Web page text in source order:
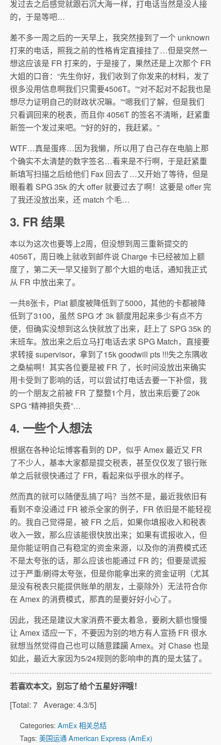
发过去之后感觉就跟石沉大海一样，打电话当然是没人接
的，于是等吧…
差不多一周之后的一天早上，我突然接到了一个 unknown
打来的电话，照我之前的性格肯定直接挂了…但是突然一
想这应该是 FR 打来的，于是接了，果然还是上次那个 FR
大姐的口音：“先生你好，我们收到了你发来的材料，发了
很多没用信息啊我们只需要4506T。”“对不起对不起我也是
想尽力证明自己的财政状况嘛。”“嗯我们了解，但是我们
只看调回来的税表，而且你 4056T 的签名不清晰，赶紧重
新签一个发过来吧。”“好的好的，我赶紧。”
WTF…真是蛋疼…因为我懒，所以用了自己存在电脑上那
个确实不太清楚的数字签名…看来是不行啊，于是赶紧重
新填写扫描之后给他们 Fax 回去了…又开始了等待，但是
眼看着 SPG 35k 的大 offer 就要过去了啊！这要是 offer 完
了我还没放出来，还 match 个毛…
3. FR 结果
本以为这次也要等上2周，但没想到周三重新提交的
4056T，周日晚上就收到邮件说 Charge 卡已经被加上额
度了，第二天一早又接到了那个大姐的电话，通知我正式
从 FR 中放出来了。
一共8张卡，Plat 额度被降低到了5000，其他的卡都被降
低到了3100，虽然 SPG 才 3k 额度用起来多少有点不方
便，但确实没想到这么快就放了出来，赶上了 SPG 35k 的
末班车。放出来之后立马打电话去求 SPG Match，直接要
求转接 supervisor，拿到了15k goodwill pts !!!失之东隅收
之桑榆啊！其实各位要是被 FR 了，长时间没放出来确实
用卡受到了影响的话，可以尝试打电话去要一下补偿，我
的一个朋友之前被 FR 了整整1个月，放出来后要了20k
SPG “精神损失费”…
4. 一些个人想法
根据在各种论坛博客看到的 DP，似乎 Amex 最近又 FR
了不少人，基本大家都是提交税表，甚至仅仅发了银行账
单之后就很快通过了 FR，看起来似乎很水的样子。
然而真的就可以随便乱搞了吗？当然不是，最近我依旧有
看到不幸没通过 FR 被杀全家的例子，FR 依旧是不能轻视
的。我自己觉得是，被 FR 之后，如果你填报收入和税表
收入一致，那么应该能很快放出来；如果有谎报收入，但
是你能证明自己有稳定的资金来源，以及你的消费模式还
不是太夸张的话，那么应该也能通过 FR 的；但要是谎报
过于严重/刷得太夸张，但是你能拿出来的资金证明（尤其
是没有税表只能提供账单的朋友，土豪除外）无法符合你
在 Amex 的消费模式，那真的是要好好小心了。
因此，我还是建议大家消费不要太着急，要刷大额也慢慢
让 Amex 适应一下，不要因为别的地方有人宣扬 FR 很水
就想当然觉得自己也可以随意蹂躏 Amex。对 Chase 也是
如此，最近大家因为5/24规则的影响申的真的是太猛了。
若喜欢本文，别忘了给个五星好评哦！
[Total: 7 Average: 4.3/5]
Categories: AmEx 相关总结
Tags: 美国运通 American Express (AmEx)